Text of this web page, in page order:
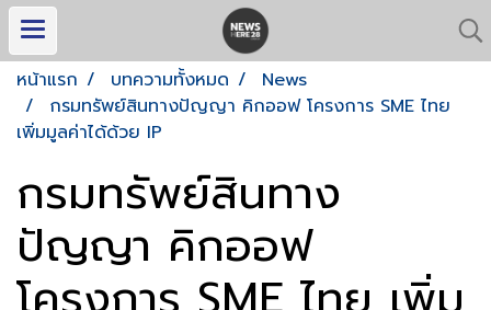
หน้าแรก บทความทั้งหมด
News
กรมทรัพย์สินทางปัญญา คิกออฟ โครงการ SME ไทย
เพิ่มมูลค่าได้ด้วย IP
กรมทรัพย์สินทาง
ปัญญา คิกออฟ